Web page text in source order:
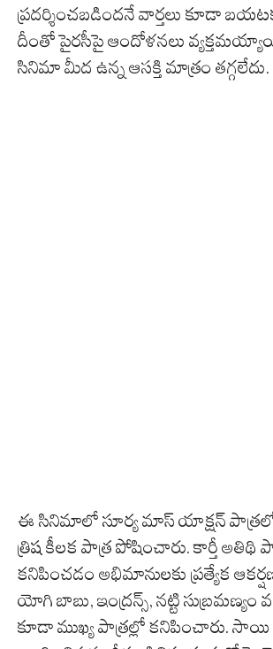
ప్రదర్శించబడిందనే వార్తలు కూడా
దీంతో పైరసీపై ఆందోళనలు
సినిమా మీద ఉన్న ఆసక్తి మాత్రం తగ్గలేదు.
ఈ సినిమాలో సూర్య మాస్ యాక్షన్
త్రిష కీలక పాత్ర పోషించారు. కార్తీ అతిథి
కనిపించడం అభిమానులకు ప్రత్యేక
యోగి బాబు, ఇంద్రన్స్, నట్టి సుబ్రమణ్యం
కూడా ముఖ్య పాత్రల్లో కనిపించారు. సాయి